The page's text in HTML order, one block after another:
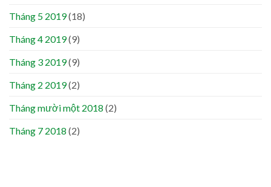
Tháng 5 2019(18)
Tháng 4 2019(9)
Tháng 3 2019(9)
Tháng 2 2019(2)
Tháng mười một 2018 (2)
Tháng 7 2018 (2)